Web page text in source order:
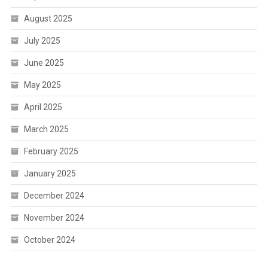
August 2025
July 2025
June 2025
May 2025
April 2025
March 2025
February 2025
January 2025
December 2024
November 2024
October 2024